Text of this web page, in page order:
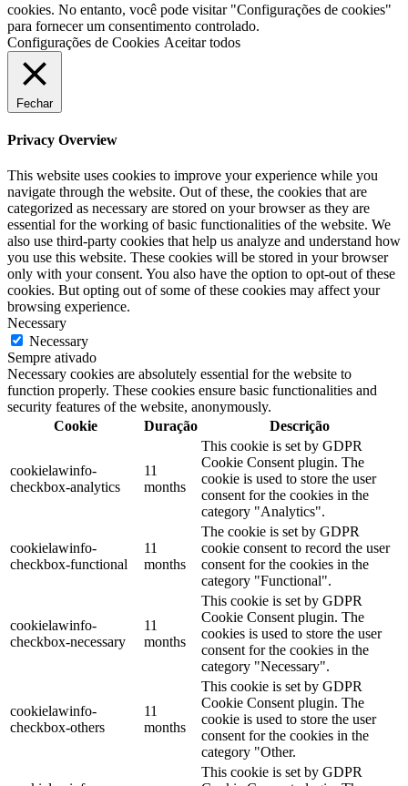
cookies. No entanto, você pode visitar "Configurações de cookies"
para fornecer um consentimento controlado.
Configurações de Cookies Aceitar todos
Fechar
Privacy Overview
This website uses cookies to improve your experience while you
navigate through the website. Out of these, the cookies that are
categorized as necessary are stored on your browser as they are
essential for the working of basic functionalities of the website. We
also use third-party cookies that help us analyze and understand how
you use this website. These cookies will be stored in your browser
only with your consent. You also have the option to opt-out of these
cookies. But opting out of some of these cookies may affect your
browsing experience.
Necessary
Necessary
Sempre ativado
Necessary cookies are absolutely essential for the website to
function properly. These cookies ensure basic functionalities and
security features of the website, anonymously.
Cookie
Duração Descrição
cookielawinfo-
checkbox-analytics
11
months
This cookie is set by GDPR
Cookie Consent plugin. The
cookie is used to store the user
consent for the cookies in the
category "Analytics".
cookielawinfo-
checkbox-functional
11
months
The cookie is set by GDPR
cookie consent to record the user
consent for the cookies in the
category "Functional".
cookielawinfo-
checkbox-necessary
11
months
This cookie is set by GDPR
Cookie Consent plugin. The
cookies is used to store the user
consent for the cookies in the
category "Necessary".
cookielawinfo-
checkbox-others
11
months
This cookie is set by GDPR
Cookie Consent plugin. The
cookie is used to store the user
consent for the cookies in the
category "Other.
This cookie is set by GDPR